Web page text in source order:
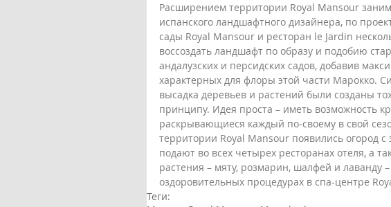
Расширением территории Royal Mansour
испанского ландшафтного дизайнера, по
сады Royal Mansour и ресторан le Jardin
воссоздать ландшафт по образу и подобию
андалузских и персидских садов, добавив
характерных для флоры этой части Марокко.
высадка деревьев и растений были созданы
принципу. Идея проста – иметь возможность
раскрывающиеся каждый по‑своему в свой
территории Royal Mansour появились огород
подают во всех четырех ресторанах отеля, а
растения – мяту, розмарин, шалфей и лаванду
оздоровительных процедурах в спа-центре
Теги: